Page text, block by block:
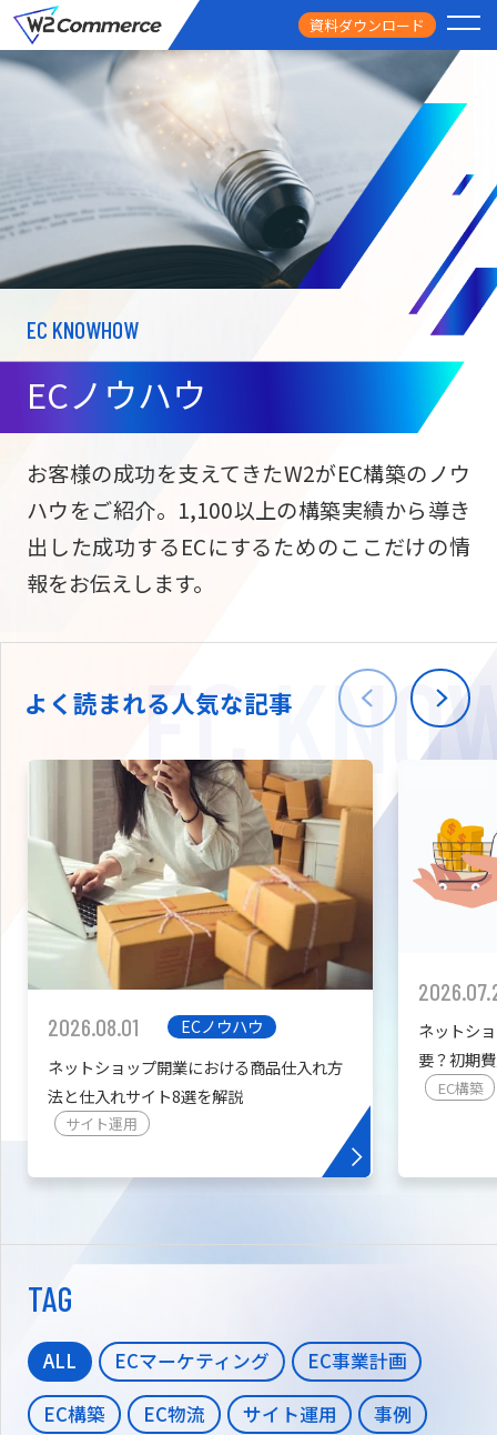
資料ダウンロード
サービス
ECサイト構築
サブスク/定期通販
ECサイト構築
海外進出・現地
W2
拡張プラグイン一覧
カスタマイズ開発
PRICE
料金
FEATURE
導入事例
USEFUL
お役立ち情報
NEWS
ニュース
会社情報
TW
EC KNOWHOW
ECノウハウ
お客様の成功を支えてきたW2がEC構築のノウ
ハウをご紹介。1,100以上の構築実績から導き
出した成功するECにするためのここだけの情
報をお伝えします。
よく読まれる人気な記事
2026.08.01
ECノウハウ
ネットショップ開業における商品仕入れ方
法と仕入れサイト8選を解説
サイト運用
ネットシ
要？初期
を紹介
EC構築
TAG
ALL ECマーケティング
EC事業計画
EC構築
EC物流 サイト運用
事例